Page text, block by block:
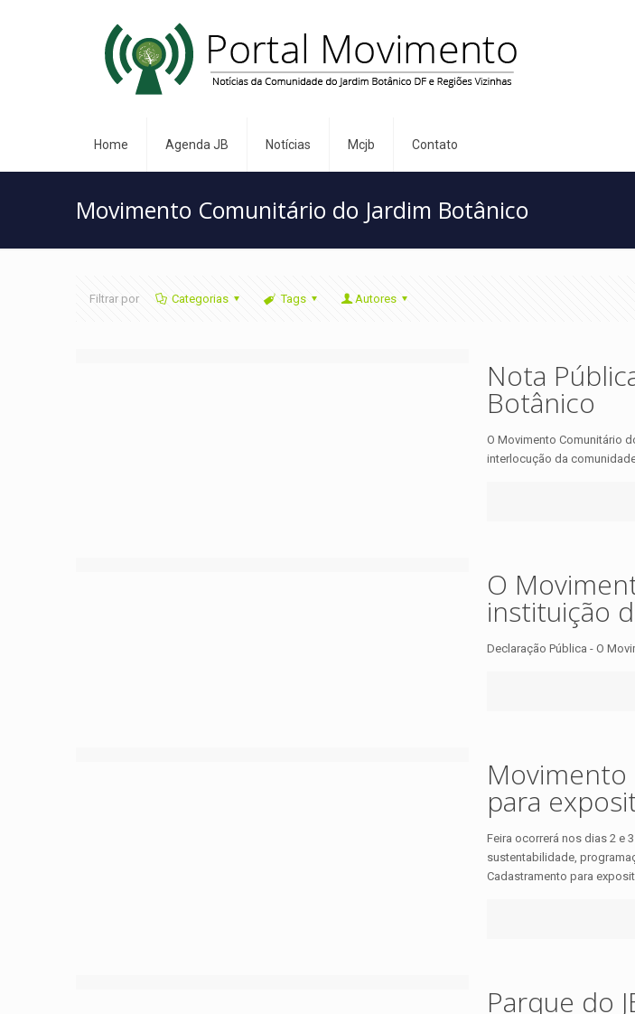
Home Agenda JB Notícias Mcjb Contato
Movimento Comunitário do Jardim Botânico
Filtrar por Categorias Tags Autores
Nota
Botânico
O Movimento Comunitário
interlocução da
O
instituição
Declaração Pública - O
Movimento
para
Feira ocorrerá nos dias 2 e
sustentabilidade,
Cadastramento para
Parque do